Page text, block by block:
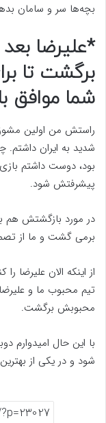
بچه‌ها سر و سامان
برگشت تا
شما موافق
راستش من اولین مشوق
شدید به ایران
بود، دوست داشتم
پیشرفتش شود.
در مورد بازگشتش هم
برمی گشت و ما از
از اینکه الان علیرضا
تیم محبوب ما و
محبوبش برگشت.
با این حال امیدوارم
شود و در یکی از